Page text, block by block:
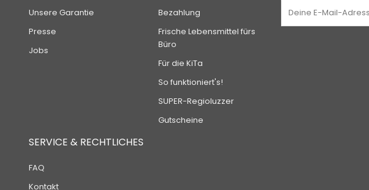
Unsere Garantie
Presse
Jobs
Bezahlung
Frische Lebensmittel fürs
Büro
Für die KiTa
So funktioniert's!
SUPER-Regioluzzer
Gutscheine
SERVICE & RECHTLICHES
FAQ
Kontakt